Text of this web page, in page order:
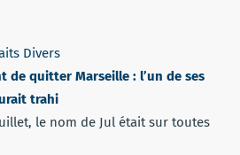
Divers
de quitter Marseille : l’un de ses
trahi
le nom de Jul était sur toutes